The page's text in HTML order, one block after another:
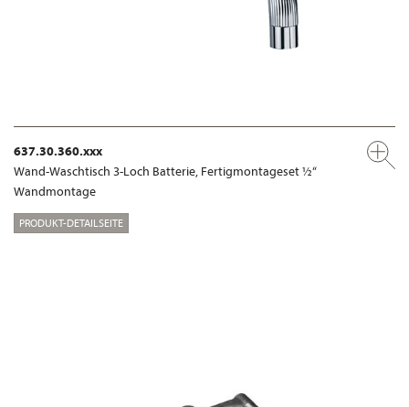
637.30.360.xxx
Wand-Waschtisch 3-Loch Batterie, Fertigmontageset ½“
Wandmontage
PRODUKT-DETAILSEITE